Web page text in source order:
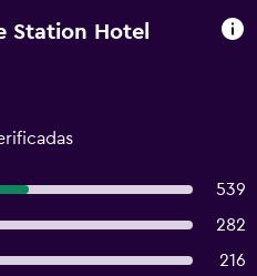
Station Hotel
539
282
216